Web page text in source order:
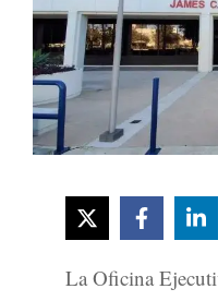
La Oficina